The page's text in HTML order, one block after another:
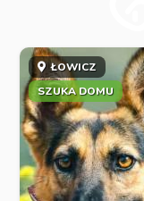
ŁOWICZ
SZUKA DOMU